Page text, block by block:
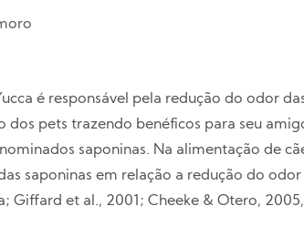
é responsável pela redução do odor
dos pets trazendo benéficos para seu
saponinas. Na alimentação de
saponinas em relação a redução do
Giffard et al., 2001; Cheeke & Otero,